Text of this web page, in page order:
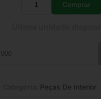
Quantidade
Comprar
Peças De Interior